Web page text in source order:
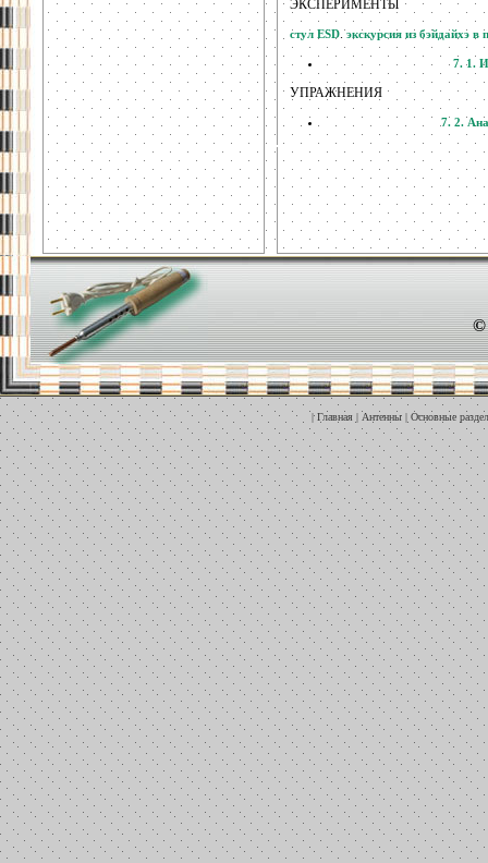
ЭКСПЕРИМЕНТЫ
стул ESD.экскурсия из бэйдайхэ в
7. 1.
УПРАЖНЕНИЯ
7. 2.
|Главная | Антенны | Основные